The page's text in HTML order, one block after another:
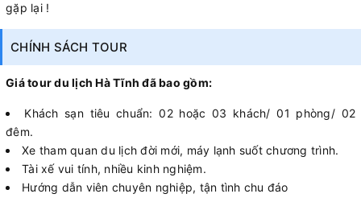
gặp lại !
CHÍNH SÁCH TOUR
Giá tour du lịch Hà Tĩnh đã bao gồm:
Khách sạn tiêu chuẩn: 02 hoặc 03 khách/ 01 phòng/ 02
đêm.
Xe tham quan du lịch đời mới, máy lạnh suốt chương trình.
Tài xế vui tính, nhiều kinh nghiệm.
Hướng dẫn viên chuyên nghiệp, tận tình chu đáo